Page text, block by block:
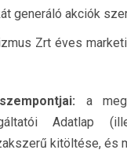
generáló akciók
Zrt éves
a
Adatlap
kitöltése, és